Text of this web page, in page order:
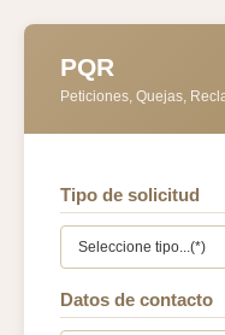
PQR
Peticiones, Quejas,
Tipo de solicitud
Datos de contacto